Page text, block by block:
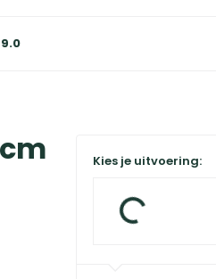
9.0
Kies je uitvoering: